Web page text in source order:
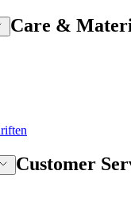
Care &
Customer